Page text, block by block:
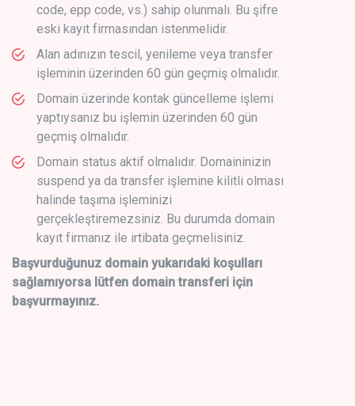
code, epp code, vs.) sahip olunmalı. Bu şifre
eski kayıt firmasından istenmelidir.
Alan adınızın tescil, yenileme veya transfer
işleminin üzerinden 60 gün geçmiş olmalıdır.
Domain üzerinde kontak güncelleme işlemi
yaptıysanız bu işlemin üzerinden 60 gün
geçmiş olmalıdır.
Domain status aktif olmalıdır. Domaininizin
suspend ya da transfer işlemine kilitli olması
halinde taşıma işleminizi
gerçekleştiremezsiniz. Bu durumda domain
kayıt firmanız ile irtibata geçmelisiniz.
Başvurduğunuz domain yukarıdaki koşulları
sağlamıyorsa lütfen domain transferi için
başvurmayınız.